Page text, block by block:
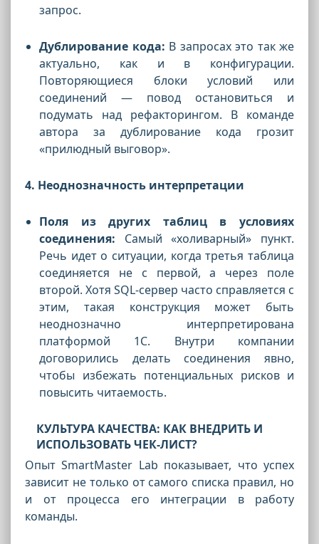
запрос.
Дублирование кода: В запросах это так же
актуально, как и в конфигурации.
Повторяющиеся блоки условий или
соединений — повод остановиться и
подумать над рефакторингом. В команде
автора за дублирование кода грозит
«прилюдный выговор».
4. Неоднозначность интерпретации
Поля из других таблиц в условиях
соединения: Самый «холиварный» пункт.
Речь идет о ситуации, когда третья таблица
соединяется не с первой, а через поле
второй. Хотя SQL-сервер часто справляется с
этим, такая конструкция может быть
неоднозначно интерпретирована
платформой 1С. Внутри компании
договорились делать соединения явно,
чтобы избежать потенциальных рисков и
повысить читаемость.
КУЛЬТУРА КАЧЕСТВА: КАК ВНЕДРИТЬ И
ИСПОЛЬЗОВАТЬ ЧЕК-ЛИСТ?
Опыт SmartMaster Lab показывает, что успех
зависит не только от самого списка правил, но
и от процесса его интеграции в работу
команды.